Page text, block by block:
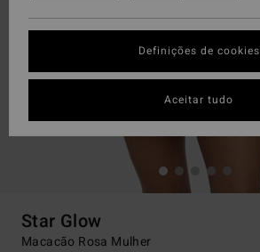
Star Glow
Macacão Rosa Mulher
Definições de cookies
Aceitar tudo